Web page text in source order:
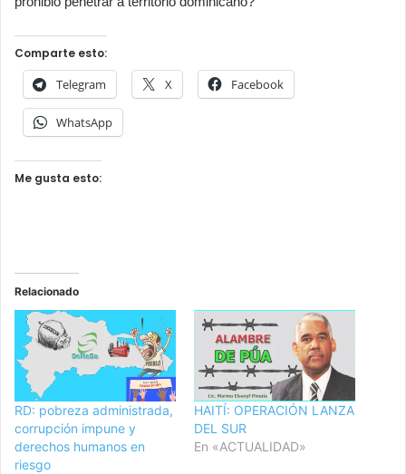
Comparte esto:
Telegram X Facebook
WhatsApp
Me gusta esto:
Relacionado
RD: pobreza administrada,
corrupción impune y
derechos humanos en
riesgo
HAITÍ: OPERACIÓN LANZA
DEL SUR
En «ACTUALIDAD»